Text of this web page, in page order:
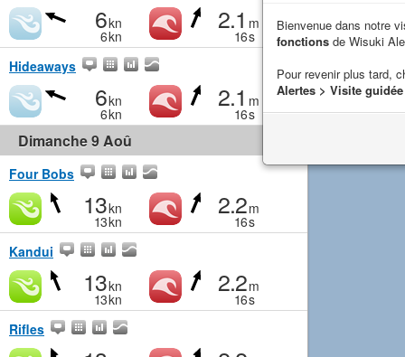
6kn
6kn
2.1 m
16s
Hideaways
6kn
6kn
2.1 m
16s
Dimanche 9 Aoû
Four Bobs
13kn
13kn
2.2m
16s
Kandui
13kn
13kn
2.2m
16s
Rifles
Bienvenue dans notre
fonctions de Wisuki
Pour revenir plus tard,
Alertes > Visite guidée